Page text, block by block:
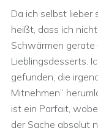
Da ich selbst
heißt, dass ich
Schwärmen gerate
Lieblingsdesserts.
gefunden, die
Mitnehmen”
ist ein Parfait,
der Sache absolut